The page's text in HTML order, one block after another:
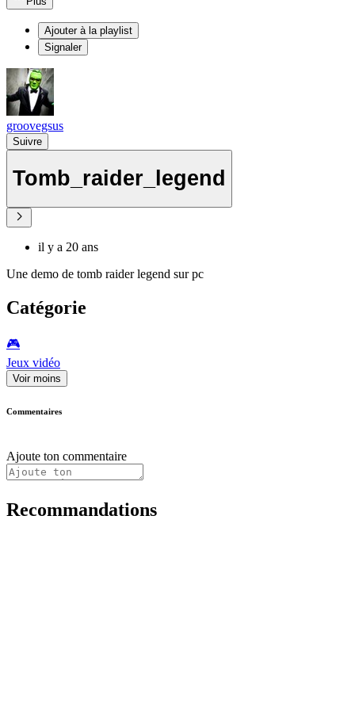
Ajouter à la playlist
Signaler
groovegsus
Suivre
Tomb_raider_legend
il y a 20 ans
Une demo de tomb raider legend sur pc
Catégorie
🎮️
Jeux vidéo
Voir moins
Commentaires
Ajoute ton commentaire
Recommandations